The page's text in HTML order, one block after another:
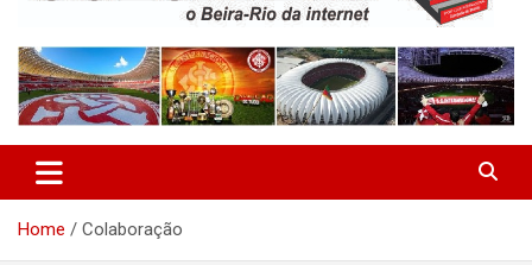
Arquibancada Colorada
Home Colaboração